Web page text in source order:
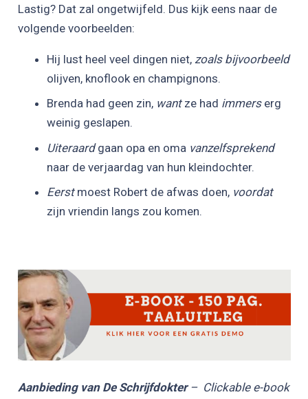
Lastig? Dat zal ongetwijfeld. Dus kijk eens naar de
volgende voorbeelden:
Hij lust heel veel dingen niet, zoals bijvoorbeeld
olijven, knoflook en champignons.
Brenda had geen zin, wantze had immerserg
weinig geslapen.
Uiteraardgaan opa en oma vanzelfsprekend
naar de verjaardag van hun kleindochter.
Eerst moest Robert de afwas doen, voordat
zijn vriendin langs zou komen.
Aanbieding van De Schrijfdokter– Clickable e-book